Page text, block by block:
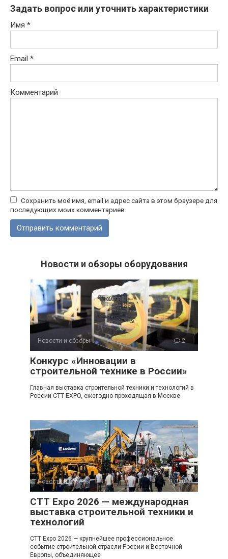
Задать вопрос или уточнить характеристики
Имя *
Email *
Комментарий
Сохранить моё имя, email и адрес сайта в этом браузере для
последующих моих комментариев.
Новости и обзоры оборудования
Новости и обзоры 2
Конкурс «Инновации в
строительной технике в России»
Главная выставка строительной техники и технологий в
России CTT EXPO, ежегодно проходящая в Москве
Новости и обзоры 0
CTT Expo 2026 — международная
выставка строительной техники и
технологий
CTT Expo 2026 — крупнейшее профессиональное
событие строительной отрасли России и Восточной
Европы, объединяющее